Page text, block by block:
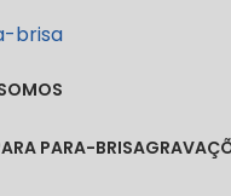
SOMOS
PARA-BRISA